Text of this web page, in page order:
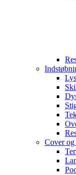
Lys
Cover